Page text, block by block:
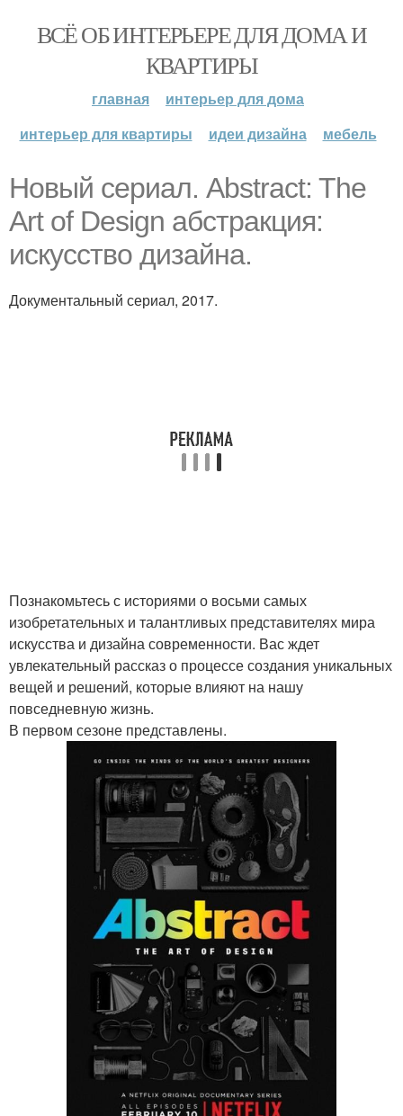
ВСЁ ОБ ИНТЕРЬЕРЕ ДЛЯ ДОМА И
КВАРТИРЫ
главная
интерьер для дома
интерьер для квартиры
идеи дизайна мебель
Новый сериал. Abstract: The
Art of Design абстракция:
искусство дизайна.
Документальный сериал, 2017.
Познакомьтесь с историями о восьми самых
изобретательных и талантливых представителях мира
искусства и дизайна современности. Вас ждет
увлекательный рассказ о процессе создания уникальных
вещей и решений, которые влияют на нашу
повседневную жизнь.
В первом сезоне представлены.